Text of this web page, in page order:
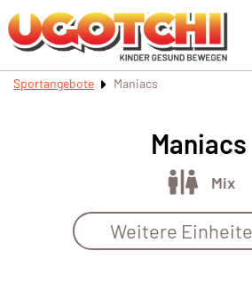
Sportangebote Maniacs
Maniacs
Mix
Weitere